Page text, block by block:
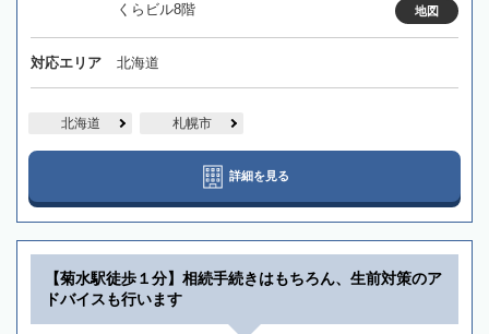
くらビル8階
地図
対応エリア 北海道
北海道 札幌市
詳細を見る
【菊水駅徒歩１分】相続手続きはもちろん、生前対策のア
ドバイスも行います